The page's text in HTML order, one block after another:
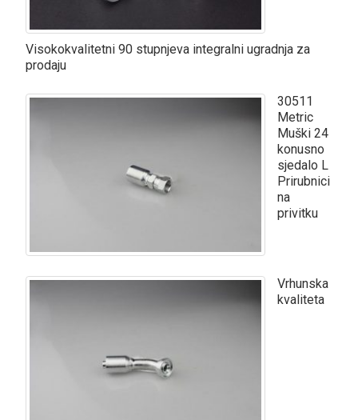
Visokokvalitetni 90 stupnjeva integralni ugradnja za
prodaju
30511
Metric
Muški 24
konusno
sjedalo L
Prirubnici
na
privitku
Vrhunska
kvaliteta